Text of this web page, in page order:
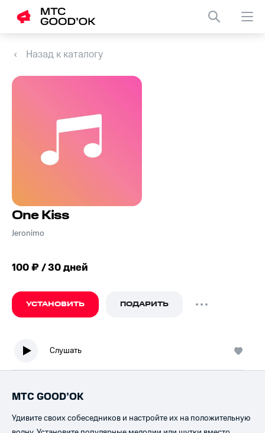
Назад к каталогу
One Kiss
Jeronimo
100 ₽ / 30 дней
УСТАНОВИТЬ ПОДАРИТЬ
Слушать
МТС GOOD’OK
Удивите своих собеседников и настройте их на положительную